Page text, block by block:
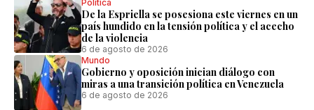
Política
De la Espriella se posesiona este viernes en un
país hundido en la tensión política y el acecho
de la violencia
6 de agosto de 2026
Mundo
Gobierno y oposición inician diálogo con
miras a una transición política en Venezuela
6 de agosto de 2026